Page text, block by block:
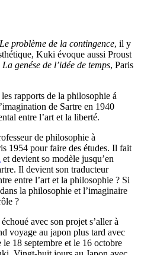
Le problème de la contingence, il y
Kuki évoque aussi Proust
La genése de l’idée de temps, Paris
rapports de la philosophie á
de Sartre en 1940
entre l’art et la liberté.
de philosophie à
1954 pour faire des études. Il fait
et devient so modèle jusqu’en
Il devient son traducteur
entre l’art et la philosophie ? Si
la philosophie et l’imaginaire
?
avec son projet s’aller à
voyage au japon plus tard avec
18 septembre et le 16 octobre